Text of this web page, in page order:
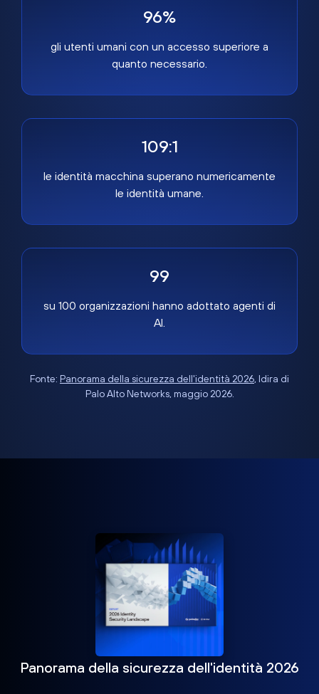
96%
gli utenti umani con un accesso superiore a
quanto necessario.
109:1
le identità macchina superano numericamente
le identità umane.
99
su 100 organizzazioni hanno adottato agenti di
AI.
Fonte: Panorama della sicurezza dell'identità 2026, Idira di
Palo Alto Networks, maggio 2026.
Panorama della sicurezza dell'identità 2026